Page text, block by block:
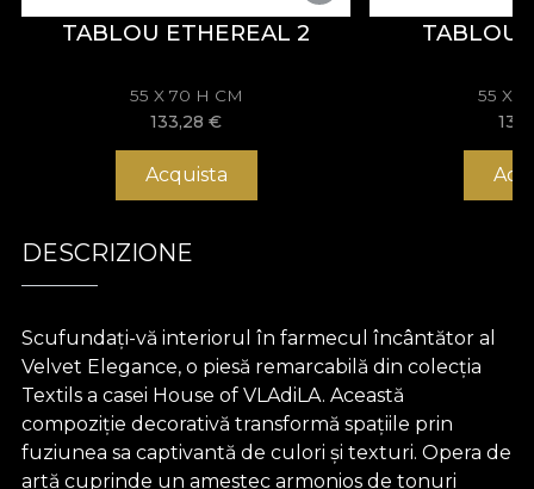
TABLOU ETHEREAL 2
55 X 70 H CM
133,28€
Acquista
TABLOU
55 X
DESCRIZIONE
Scufundați-vă interiorul în farmecul încântător al
Velvet Elegance, o piesă remarcabilă din colecția
Textils a casei House of VLAdiLA. Această
compoziție decorativă transformă spațiile prin
fuziunea sa captivantă de culori și texturi. Opera de
artă cuprinde un amestec armonios de tonuri